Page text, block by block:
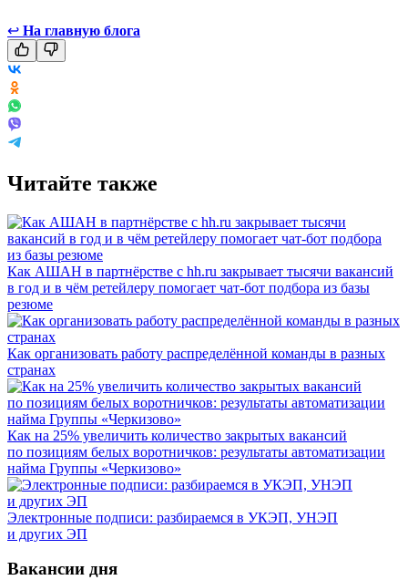
↩ На главную блога
Читайте также
Как АШАН в партнёрстве с hh.ru закрывает тысячи вакансий
в год и в чём ретейлеру помогает чат-бот подбора из базы
резюме
Как организовать работу распределённой команды в разных
странах
Как на 25% увеличить количество закрытых вакансий
по позициям белых воротничков: результаты автоматизации
найма Группы «Черкизово»
Электронные подписи: разбираемся в УКЭП, УНЭП
и других ЭП
Вакансии дня